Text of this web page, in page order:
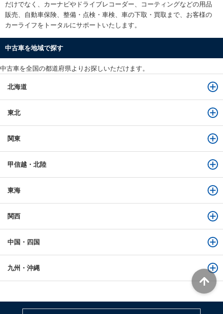
だけでなく、カーナビやドライブレコーダー、コーティングなどの用品
販売、自動車保険、整備・点検・車検、車の下取・買取まで、お客様の
カーライフをトータルにサポートいたします。
中古車を地域で探す
中古車を全国の都道府県よりお探しいただけます。
北海道
東北
関東
甲信越・北陸
東海
関西
中国・四国
九州・沖縄